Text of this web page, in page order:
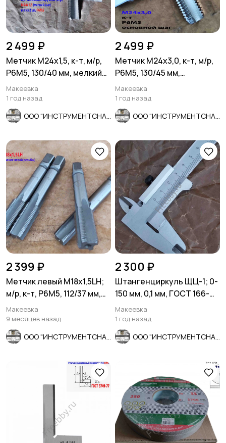
2 499 ₽
Метчик М24х1,5, к-т, м/р,
Р6М5, 130/40 мм, мелкий
шаг, шлифованный.
Макеевка
1 год назад
2 499 ₽
Метчик М24х3,0, к-т, м/р,
Р6М5, 130/45 мм,
основной шаг,
шлифованный.
Макеевка
1 год назад
2 399 ₽
Метчик левый М18х1,5LH;
м/р, к-т, Р6М5, 112/37 мм,
мелкий шаг.
Макеевка
9 месяцев назад
2 300 ₽
Штангенциркуль ЩЦ-1; 0-
150 мм, 0,1 мм, ГОСТ 166-
80, Ставрополь.
Макеевка
1 год назад